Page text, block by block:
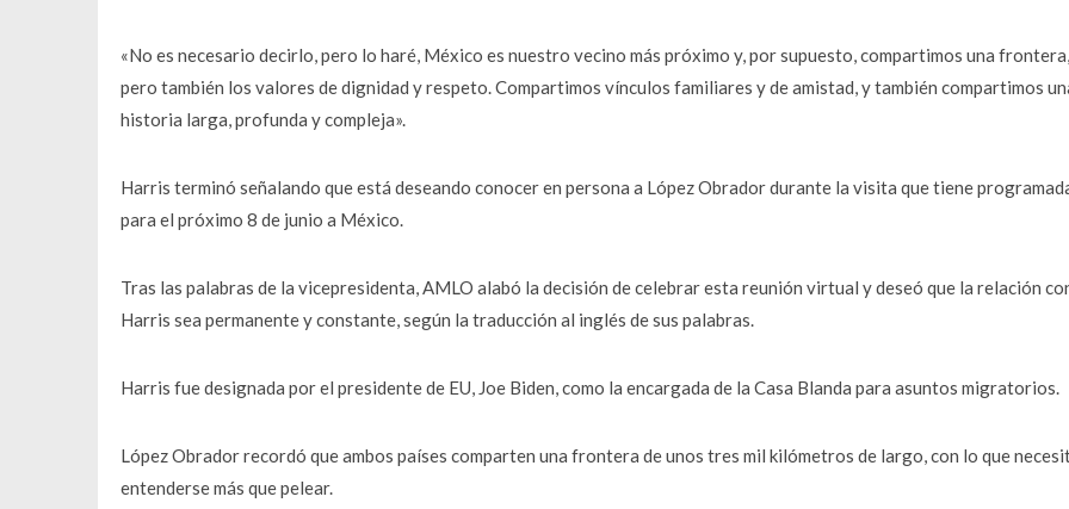
«No es necesario decirlo, pero lo haré, México es nuestro vecino más próximo y, por supuesto, compartimos una frontera,
pero también los valores de dignidad y respeto. Compartimos vínculos familiares y de amistad, y también compartimos
historia larga, profunda y compleja».
Harris terminó señalando que está deseando conocer en persona a López Obrador durante la visita que tiene
para el próximo 8 de junio a México.
Tras las palabras de la vicepresidenta, AMLO alabó la decisión de celebrar esta reunión virtual y deseó que la relación
Harris sea permanente y constante, según la traducción al inglés de sus palabras.
Harris fue designada por el presidente de EU, Joe Biden, como la encargada de la Casa Blanda para asuntos migratorios.
López Obrador recordó que ambos países comparten una frontera de unos tres mil kilómetros de largo, con lo que
entenderse más que pelear.